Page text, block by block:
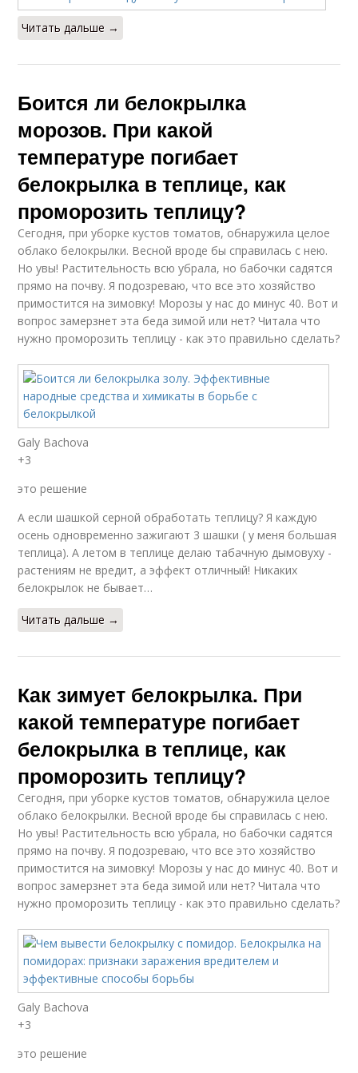
Читать дальше →
Боится ли белокрылка
морозов. При какой
температуре погибает
белокрылка в теплице, как
проморозить теплицу?
Сегодня, при уборке кустов томатов, обнаружила целое
облако белокрылки. Весной вроде бы справилась с нею.
Но увы! Растительность всю убрала, но бабочки садятся
прямо на почву. Я подозреваю, что все это хозяйство
примостится на зимовку! Морозы у нас до минус 40. Вот и
вопрос замерзнет эта беда зимой или нет? Читала что
нужно проморозить теплицу - как это правильно сделать?
Galy Bachova
+3
это решение
А если шашкой серной обработать теплицу? Я каждую
осень одновременно зажигают 3 шашки ( у меня большая
теплица). А летом в теплице делаю табачную дымовуху -
растениям не вредит, а эффект отличный! Никаких
белокрылок не бывает…
Читать дальше →
Как зимует белокрылка. При
какой температуре погибает
белокрылка в теплице, как
проморозить теплицу?
Сегодня, при уборке кустов томатов, обнаружила целое
облако белокрылки. Весной вроде бы справилась с нею.
Но увы! Растительность всю убрала, но бабочки садятся
прямо на почву. Я подозреваю, что все это хозяйство
примостится на зимовку! Морозы у нас до минус 40. Вот и
вопрос замерзнет эта беда зимой или нет? Читала что
нужно проморозить теплицу - как это правильно сделать?
Galy Bachova
+3
это решение